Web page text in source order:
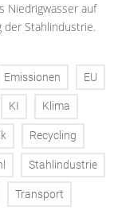
Niedrigwasser auf
der Stahlindustrie.
Emissionen EU
KI Klima
Recycling
Stahlindustrie
Transport